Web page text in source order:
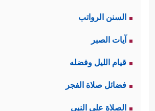
السنن الرواتب
آيات الصبر
قيام الليل وفضله
فضائل صلاة الفجر
الصلاة على النبي